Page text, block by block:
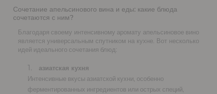
Сочетание апельсинового вина и еды: какие блюда
сочетаются с ним?
Благодаря своему интенсивному аромату апельсиновое вино
является универсальным спутником на кухне. Вот несколько
идей идеального сочетания блюд:
азиатская кухня
Интенсивные вкусы азиатской кухни, особенно
ферментированных ингредиентов или острых специй,